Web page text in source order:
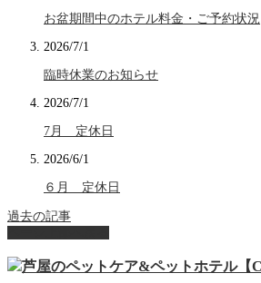
お盆期間中のホテル料金・ご予約状況
2026/7/1
臨時休業のお知らせ
2026/7/1
7月 定休日
2026/6/1
６月 定休日
過去の記事